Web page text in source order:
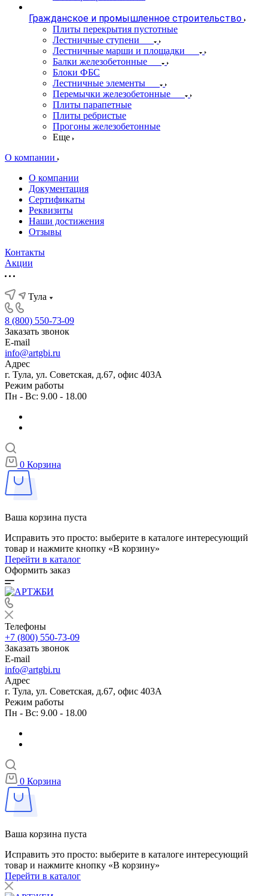
Гражданское и промышленное строительство
Плиты перекрытия пустотные
Лестничные ступени
Лестничные марши и площадки
Балки железобетонные
Блоки ФБС
Лестничные элементы
Перемычки железобетонные
Плиты парапетные
Плиты ребристые
Прогоны железобетонные
Еще
О компании
О компании
Документация
Сертификаты
Реквизиты
Наши достижения
Отзывы
Контакты
Акции
Тула
8 (800) 550-73-09
Заказать звонок
E-mail
info@artgbi.ru
Адрес
г. Тула, ул. Советская, д.67, офис 403А
Режим работы
Пн - Вс: 9.00 - 18.00
0 Корзина
Ваша корзина пуста
Исправить это просто: выберите в каталоге интересующий
товар и нажмите кнопку «В корзину»
Перейти в каталог
Оформить заказ
Телефоны
+7 (800) 550-73-09
Заказать звонок
E-mail
info@artgbi.ru
Адрес
г. Тула, ул. Советская, д.67, офис 403А
Режим работы
Пн - Вс: 9.00 - 18.00
0 Корзина
Ваша корзина пуста
Исправить это просто: выберите в каталоге интересующий
товар и нажмите кнопку «В корзину»
Перейти в каталог